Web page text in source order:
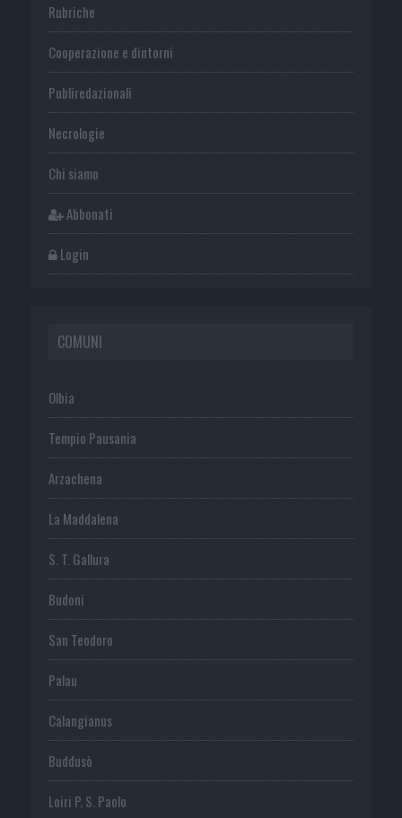
Rubriche
Cooperazione e dintorni
Publiredazionali
Necrologie
Chi siamo
Abbonati
Login
COMUNI
Olbia
Tempio Pausania
Arzachena
La Maddalena
S. T. Gallura
Budoni
San Teodoro
Palau
Calangianus
Buddusò
Loiri P. S. Paolo